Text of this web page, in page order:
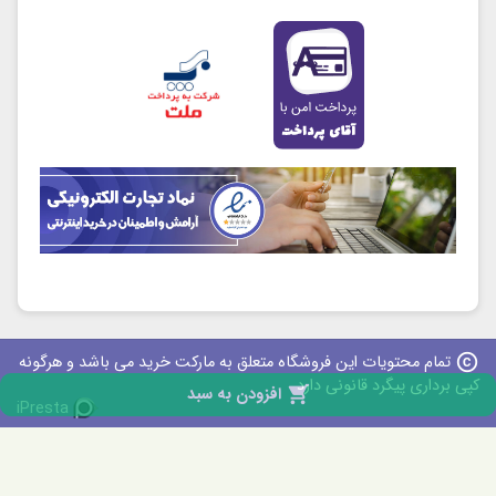
 افزودن به سبد
copyright تمام محتویات این فروشگاه متعلق به مارکت خرید می باشد و هرگونه
کپی برداری پیگرد قانونی دارد
iPresta